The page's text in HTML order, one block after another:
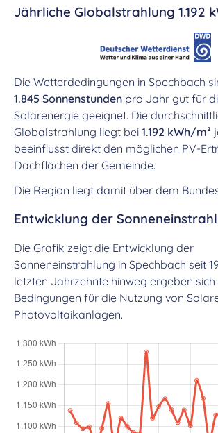
Jährliche Globalstrahlung 1.192
Die Wetterdedingungen in Spechbach
1.845 Sonnenstunden pro Jahr gut für
Solarenergie geeignet. Die
Globalstrahlung liegt bei 1.192 kWh/m²
beeinflusst direkt den möglichen PV-
Dachflächen der Gemeinde.
Die Region liegt damit über dem
Entwicklung der
Die Grafik zeigt die Entwicklung der
Sonneneinstrahlung in Spechbach seit
letzten Jahrzehnte hinweg ergeben
Bedingungen für die Nutzung von
Photovoltaikanlagen.